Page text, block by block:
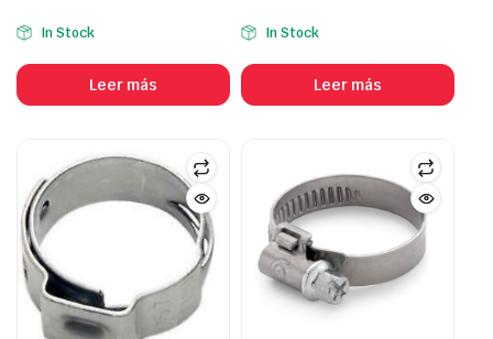
In Stock
Leer más
In Stock
Leer más